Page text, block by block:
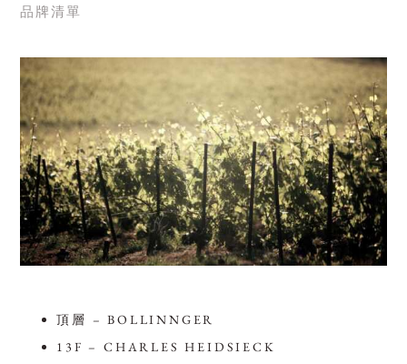
品牌清單
頂層 – BOLLINNGER
13F – CHARLES HEIDSIECK